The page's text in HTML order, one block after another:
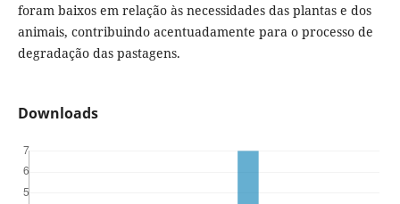
foram baixos em relação às necessidades das plantas e dos
animais, contribuindo acentuadamente para o processo de
degradação das pastagens.
Downloads